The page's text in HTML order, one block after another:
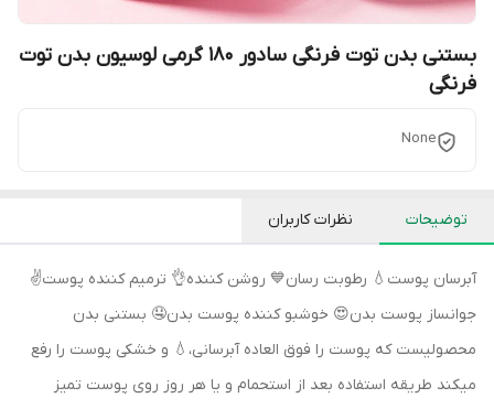
بستنی بدن توت فرنگی سادور 180 گرمی لوسیون بدن توت
فرنگی
None
توضیحات نظرات کاربران
آبرسان پوست💧 رطوبت رسان💙 روشن کننده👌 ترمیم کننده پوست✌️
جوانساز پوست بدن😍 خوشبو کننده پوست بدن🤤 بستنی بدن
محصولیست که پوست را فوق العاده آبرسانی،💧 و خشکی پوست را رفع
میکند طریقه استفاده بعد از استحمام و یا هر روز روی پوست تمیز